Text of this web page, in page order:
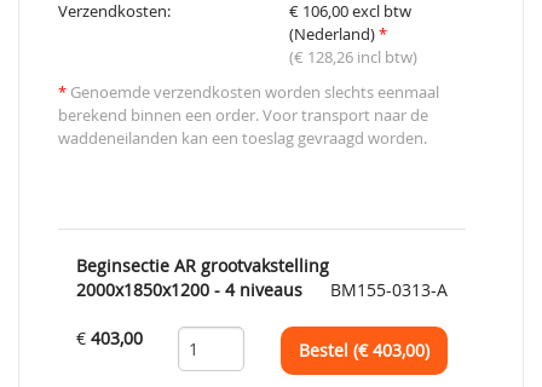
Verzendkosten:
€ 106,00 excl btw
(Nederland)*
(€ 128,26 incl btw)
* Genoemde verzendkosten worden slechts eenmaal
berekend binnen een order. Voor transport naar de
waddeneilanden kan een toeslag gevraagd worden.
Beginsectie AR grootvakstelling
2000x1850x1200 - 4 niveaus
BM155-0313-A
€ 403,00
Bestel (€403,00)